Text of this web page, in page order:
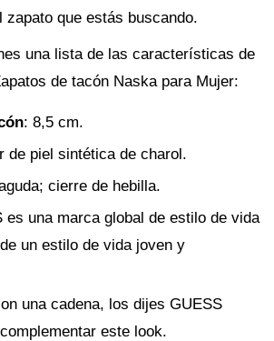
zapato que estás buscando.
una lista de las características de
de tacón Naska para Mujer:
: 8,5 cm.
de piel sintética de charol.
cierre de hebilla.
es una marca global de estilo de vida
un estilo de vida joven y
una cadena, los dijes GUESS
este look.